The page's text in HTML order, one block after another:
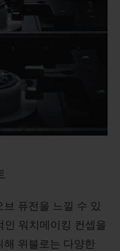
퓨전을 느낄 수 있
인 워치메이킹 컨셉을
해 위블로는 다양한